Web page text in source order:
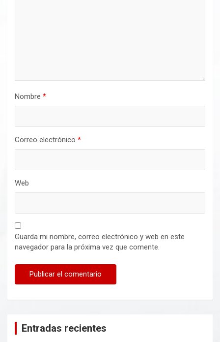
Nombre *
Correo electrónico *
Web
Guarda mi nombre, correo electrónico y web en este
navegador para la próxima vez que comente.
Entradas recientes